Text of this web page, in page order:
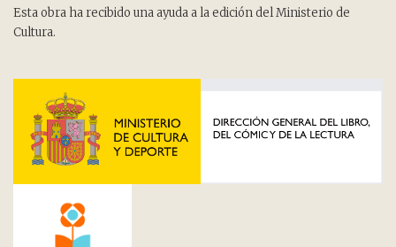
Esta obra ha recibido una ayuda a la edición del Ministerio de
Cultura.